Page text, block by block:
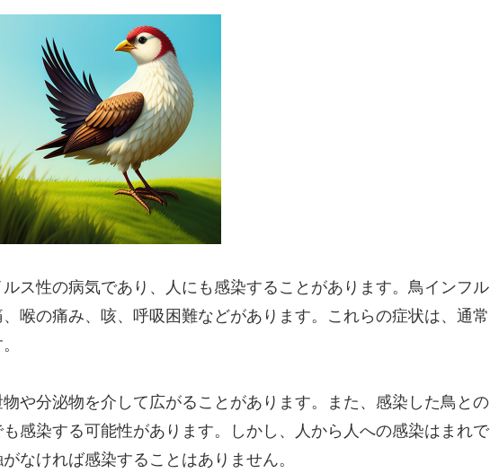
ス性の病気であり、人にも感染することがあります。鳥インフル
喉の痛み、咳、呼吸困難などがあります。これらの症状は、通常
や分泌物を介して広がることがあります。また、感染した鳥との
感染する可能性があります。しかし、人から人への感染はまれで
なければ感染することはありません。